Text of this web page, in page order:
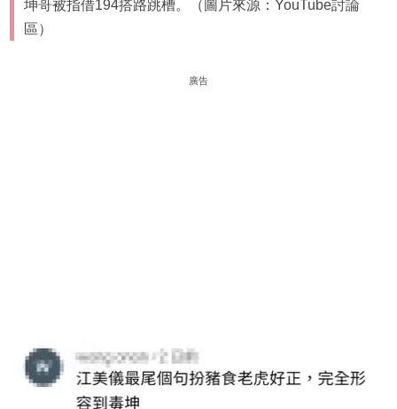
坤哥被指借194搭路跳槽。（圖片來源：YouTube討論
區）
廣告